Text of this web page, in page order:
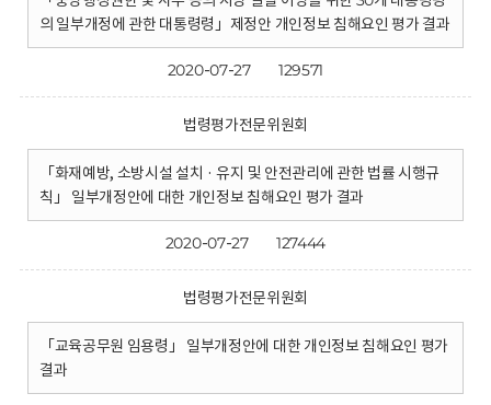
의 일부개정에 관한 대통령령」제정안 개인정보 침해요인 평가 결과
2020-07-27 129571
법령평가전문위원회
「화재예방, 소방시설 설치 · 유지 및 안전관리에 관한 법률 시행규
칙」 일부개정안에 대한 개인정보 침해요인 평가 결과
2020-07-27 127444
법령평가전문위원회
「교육공무원 임용령」 일부개정안에 대한 개인정보 침해요인 평가
결과